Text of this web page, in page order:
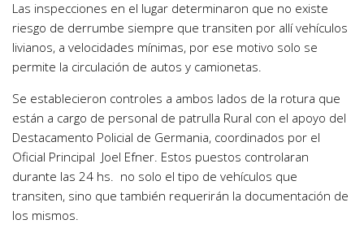
Las inspecciones en el lugar determinaron que no existe
riesgo de derrumbe siempre que transiten por allí vehículos
livianos, a velocidades mínimas, por ese motivo solo se
permite la circulación de autos y camionetas.
Se establecieron controles a ambos lados de la rotura que
están a cargo de personal de patrulla Rural con el apoyo del
Destacamento Policial de Germania, coordinados por el
Oficial Principal Joel Efner. Estos puestos controlaran
durante las 24 hs. no solo el tipo de vehículos que
transiten, sino que también requerirán la documentación de
los mismos.